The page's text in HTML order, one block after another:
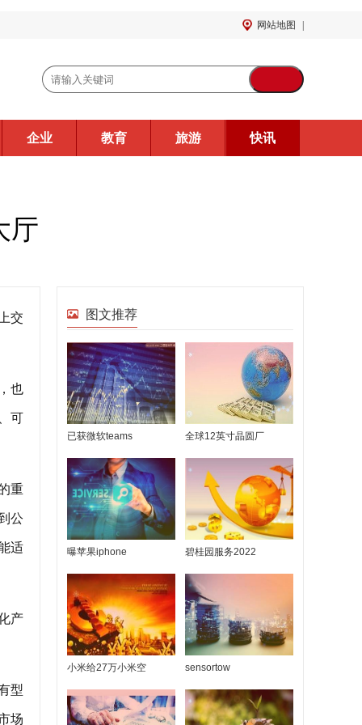
网站地图
企业 教育 旅游 快讯
厅
交
也
可
重
公
适
产
型
场
图文推荐
已获微软teams 全球12英寸晶圆厂
曝苹果iphone 碧桂园服务2022
小米给27万小米空 sensortow